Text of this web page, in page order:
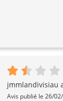
jmmlandivisiau
Avis publié le 26/